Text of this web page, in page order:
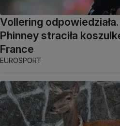
Vollering
Phinney straciła
France
EUROSPORT